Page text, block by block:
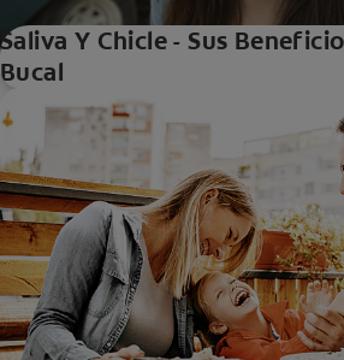
Saliva Y Chicle - Sus
Bucal